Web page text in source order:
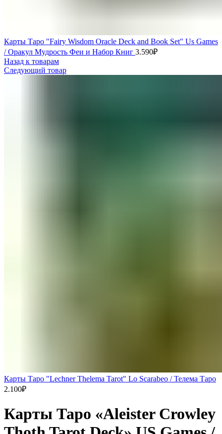
Карты Таро "Fairy Wisdom Oracle Deck and Book Set" Us Games
/ Оракул Мудрость Феи и Набор Книг 3.590₽
Назад к товарам
Следующий товар
Карты Таро "Lechner Thelema Tarot" Lo Scarabeo / Телема Таро
2.100₽
Карты Таро «Aleister Crowley